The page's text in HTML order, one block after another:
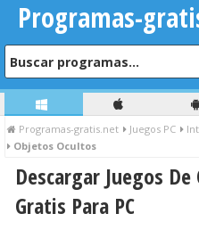
Programas-
Programas-gratis.net Juegos PC
Objetos Ocultos
Descargar Juegos
Gratis Para PC